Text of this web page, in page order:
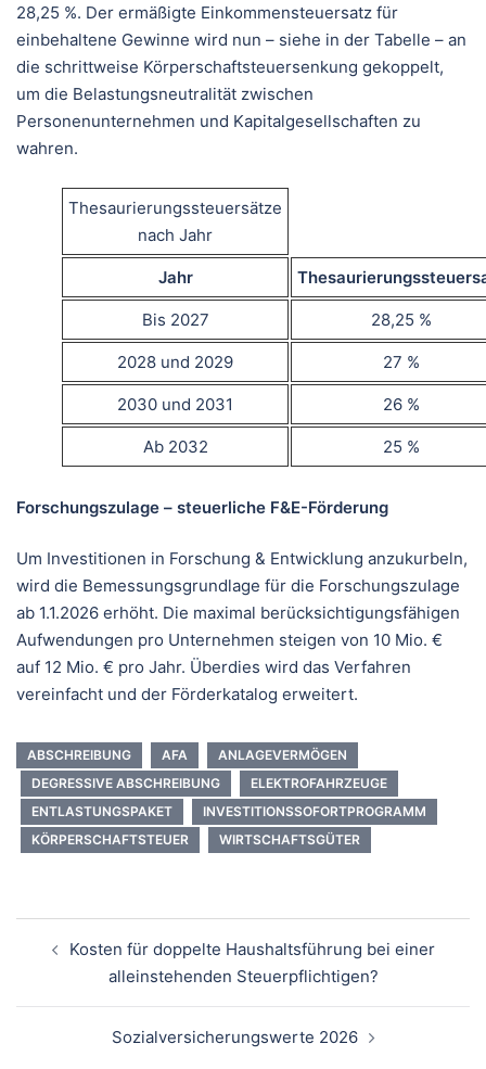
28,25 %. Der ermäßigte Einkommensteuersatz für
einbehaltene Gewinne wird nun – siehe in der Tabelle – an
die schrittweise Körperschaftsteuersenkung gekoppelt,
um die Belastungsneutralität zwischen
Personenunternehmen und Kapitalgesellschaften zu
wahren.
Thesaurierungssteuersätze
nach Jahr
Jahr
Bis 2027 28,25 %
2028 und 2029 27 %
2030 und 2031 26 %
Ab 2032 25 %
Forschungszulage – steuerliche F&E-Förderung
Um Investitionen in Forschung & Entwicklung anzukurbeln,
wird die Bemessungsgrundlage für die Forschungszulage
ab 1.1.2026 erhöht. Die maximal berücksichtigungsfähigen
Aufwendungen pro Unternehmen steigen von 10 Mio. €
auf 12 Mio. € pro Jahr. Überdies wird das Verfahren
vereinfacht und der Förderkatalog erweitert.
ABSCHREIBUNG AFA
ANLAGEVERMÖGEN
DEGRESSIVE ABSCHREIBUNG
ELEKTROFAHRZEUGE
ENTLASTUNGSPAKET
INVESTITIONSSOFORTPROGRAMM
KÖRPERSCHAFTSTEUER
WIRTSCHAFTSGÜTER
Kosten für doppelte Haushaltsführung bei einer
alleinstehenden Steuerpflichtigen?
Sozialversicherungswerte 2026